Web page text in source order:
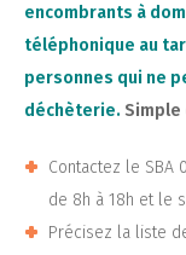
encombrants à
téléphonique au
personnes qui ne
déchèterie. Simple
Contactez le SBA
de 8h à 18h et le
Précisez la liste